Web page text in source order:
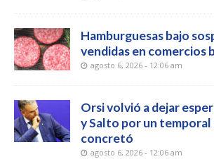
Hamburguesas bajo
vendidas en comercios
agosto 6, 2026 - 12:06 am
Orsi volvió a dejar
y Salto por un temporal
concretó
agosto 6, 2026 - 12:06 am